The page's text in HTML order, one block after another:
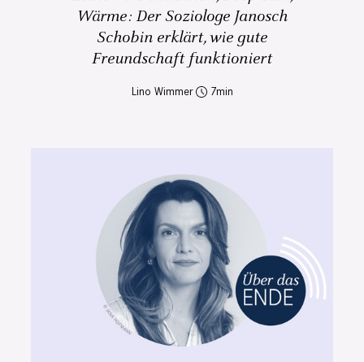
Wärme: Der Soziologe Janosch
Schobin erklärt, wie gute
Freundschaft funktioniert
Lino Wimmer 7